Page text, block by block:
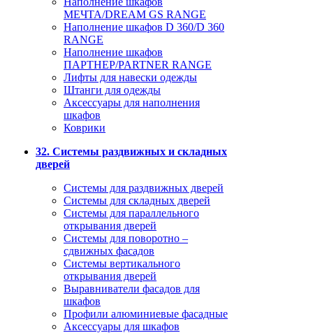
МЕЧТА/DREAM GS RANGE
Наполнение шкафов D 360/D 360
RANGE
Наполнение шкафов
ПАРТНЕР/PARTNER RANGE
Лифты для навески одежды
Штанги для одежды
Аксессуары для наполнения
шкафов
Коврики
32. Системы раздвижных и складных
дверей
Системы для раздвижных дверей
Системы для складных дверей
Системы для параллельного
открывания дверей
Системы для поворотно –
сдвижных фасадов
Системы вертикального
открывания дверей
Выравниватели фасадов для
шкафов
Профили алюминиевые фасадные
Аксессуары для шкафов